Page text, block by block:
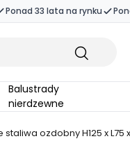
Ponad 33 lata na rynku
Balustrady
nierdzewne
ozdobny H125 x L75